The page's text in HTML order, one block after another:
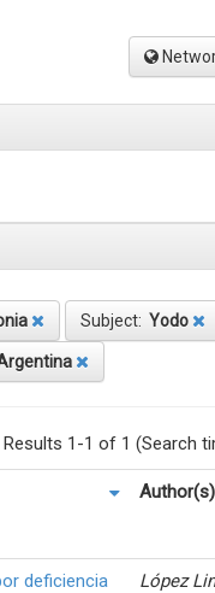
Subject: Yodo
Results 1-1 of 1 (Search
Author(s)
deficiencia
López